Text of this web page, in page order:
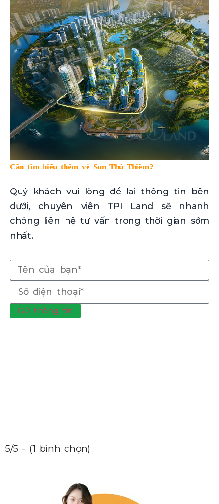
Cần tìm hiểu thêm về Sun Thủ Thiêm?
Quý khách vui lòng để lại thông tin bên
dưới, chuyên viên TPI Land sẽ nhanh
chóng liên hệ tư vấn trong thời gian sớm
nhất.
Gửi thông tin
5/5 - (1 bình chọn)